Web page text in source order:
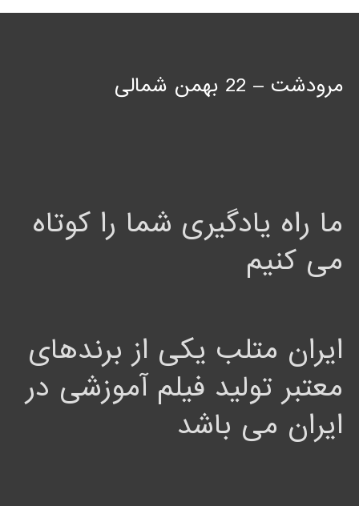
مرودشت – 22 بهمن شمالی
ما راه یادگیری شما را کوتاه
می کنیم
ایران متلب یکی از برندهای
معتبر تولید فیلم آموزشی در
ایران می باشد